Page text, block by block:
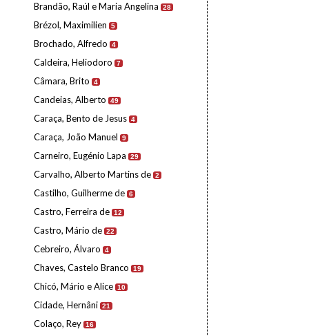
Brandão, Raúl e Maria Angelina 28
Brézol, Maximilien 5
Brochado, Alfredo 4
Caldeira, Heliodoro 7
Câmara, Brito 4
Candeias, Alberto 49
Caraça, Bento de Jesus 4
Caraça, João Manuel 9
Carneiro, Eugénio Lapa 29
Carvalho, Alberto Martins de 2
Castilho, Guilherme de 6
Castro, Ferreira de 12
Castro, Mário de 22
Cebreiro, Álvaro 4
Chaves, Castelo Branco 19
Chicó, Mário e Alice 10
Cidade, Hernâni 21
Colaço, Rey 16